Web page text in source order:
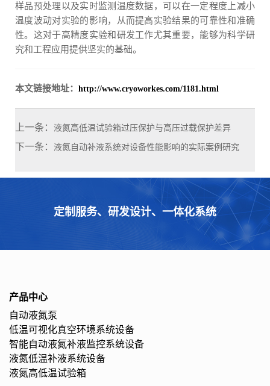
样品预处理以及实时监测温度数据，可以在一定程度上减小
温度波动对实验的影响，从而提高实验结果的可靠性和准确
性。这对于高精度实验和研发工作尤其重要，能够为科学研
究和工程应用提供坚实的基础。
本文链接地址： http://www.cryoworkes.com/1181.html
上一条： 液氮高低温试验箱过压保护与高压过载保护差异
下一条： 液氮自动补液系统对设备性能影响的实际案例研究
定制服务、研发设计、一体化系统
产品中心
自动液氮泵
低温可视化真空环境系统设备
智能自动液氮补液监控系统设备
液氮低温补液系统设备
液氮高低温试验箱